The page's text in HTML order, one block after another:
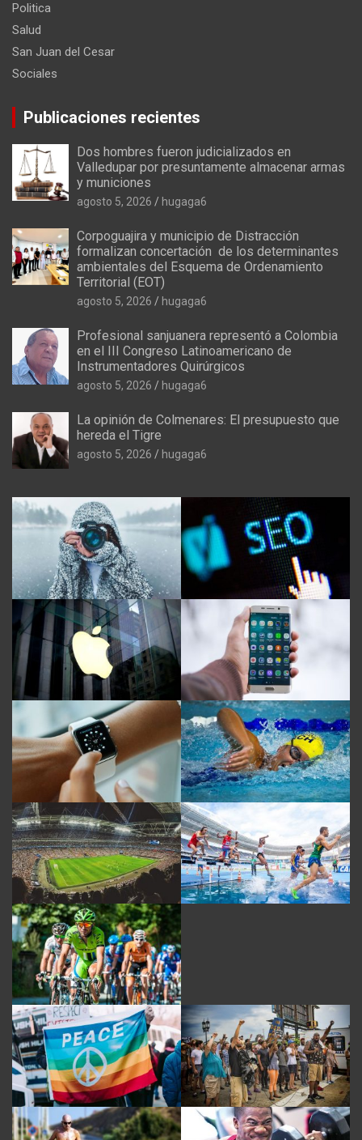
Politica
Salud
San Juan del Cesar
Sociales
Publicaciones recientes
Dos hombres fueron judicializados en
Valledupar por presuntamente almacenar armas
y municiones
agosto 5, 2026 hugaga6
Corpoguajira y municipio de Distracción
formalizan concertación de los determinantes
ambientales del Esquema de Ordenamiento
Territorial (EOT)
agosto 5, 2026 hugaga6
Profesional sanjuanera representó a Colombia
en el III Congreso Latinoamericano de
Instrumentadores Quirúrgicos
agosto 5, 2026 hugaga6
La opinión de Colmenares: El presupuesto que
hereda el Tigre
agosto 5, 2026 hugaga6